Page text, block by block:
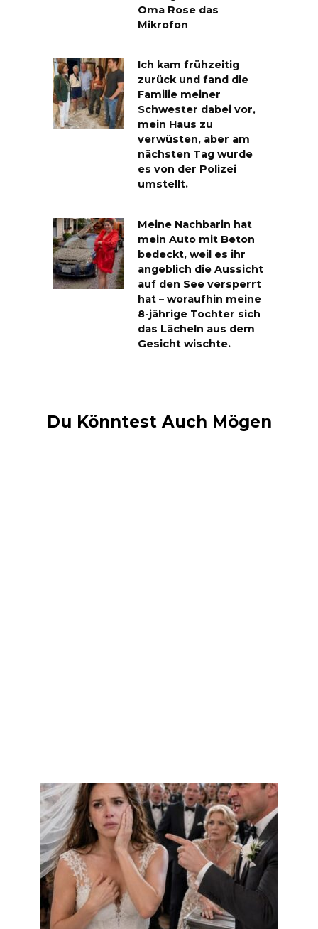
Oma Rose das
Mikrofon
Ich kam frühzeitig
zurück und fand die
Familie meiner
Schwester dabei vor,
mein Haus zu
verwüsten, aber am
nächsten Tag wurde
es von der Polizei
umstellt.
Meine Nachbarin hat
mein Auto mit Beton
bedeckt, weil es ihr
angeblich die Aussicht
auf den See versperrt
hat – woraufhin meine
8-jährige Tochter sich
das Lächeln aus dem
Gesicht wischte.
Du Könntest Auch Mögen